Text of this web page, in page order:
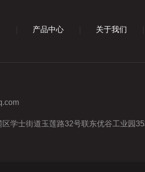
产品中心 关于我们
学士街道玉莲路32号联东优谷工业园